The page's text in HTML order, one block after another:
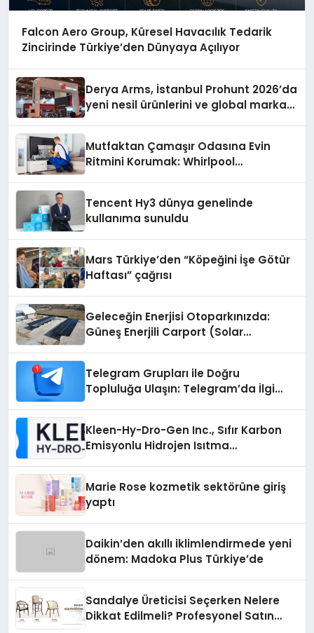
Falcon Aero Group, Küresel Havacılık Tedarik
Zincirinde Türkiye’den Dünyaya Açılıyor
Derya Arms, İstanbul Prohunt 2026’da
yeni nesil ürünlerini ve global marka
Mutfaktan Çamaşır Odasına Evin
Ritmini Korumak: Whirlpool
Tencent Hy3 dünya genelinde
kullanıma sunuldu
Mars Türkiye’den “Köpeğini İşe Götür
Haftası” çağrısı
Geleceğin Enerjisi Otoparkınızda:
Güneş Enerjili Carport (Solar
Telegram Grupları ile Doğru
Topluluğa Ulaşın: Telegram’da İlgi
Kleen-Hy-Dro-Gen Inc., Sıfır Karbon
Emisyonlu Hidrojen Isıtma
Marie Rose kozmetik sektörüne giriş
yaptı
Daikin’den akıllı iklimlendirmede yeni
dönem: Madoka Plus Türkiye’de
Sandalye Üreticisi Seçerken Nelere
Dikkat Edilmeli? Profesyonel Satın